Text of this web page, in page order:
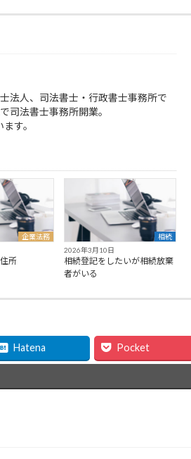
法人、司法書士・行政書士事務所で
司法書士事務所開業。
す。
企業法務
所
相続
2026年3月10日
相続登記をしたいが相続放棄
者がいる
Hatena Pocket